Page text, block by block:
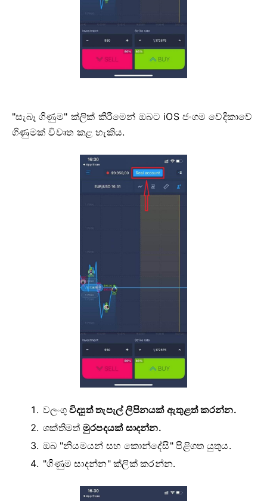
"සැබෑ ගිණුම" ක්ලික් කිරීමෙන් ඔබට iOS ජංගම වේදිකාවේ
ගිණුමක් විවෘත කළ හැකිය.
වලංගුවිද්‍යුත් තැපැල් ලිපිනයක් ඇතුළත් කරන්න.
ශක්තිමත් මුරපදයක් සාදන්න.
ඔබ "නියමයන් සහ කොන්දේසි" පිළිගත යුතුය.
"ගිණුම සාදන්න" ක්ලික් කරන්න.